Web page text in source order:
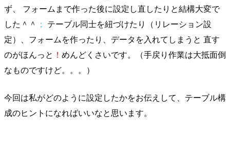
ず、 フォームまで作った後に設定し直したりと結構大変で
した＾＾ ； テーブル同士を紐づけたり（リレーション設
定）、フォームを作ったり、データを入れてしまうと 直す
のがほんっと ！ めんどくさいです。（手戻り作業は大抵面倒
なものですけど。。。）
今回は私がどのように設定したかをお伝えして、テーブル構
成のヒントになればいいなと思います。